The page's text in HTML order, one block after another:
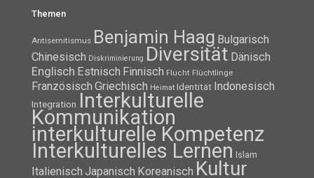
Themen
Antisemitismus Benjamin Haag Bulgarisch
Chinesisch Diskriminierung Diversität Dänisch
Englisch Estnisch Finnisch Flucht Flüchtlinge
Französisch Griechisch Heimat Identität Indonesisch
Integration Interkulturelle
Kommunikation
interkulturelle Kompetenz
Interkulturelles Lernen Islam
Italienisch Japanisch Koreanisch Kultur